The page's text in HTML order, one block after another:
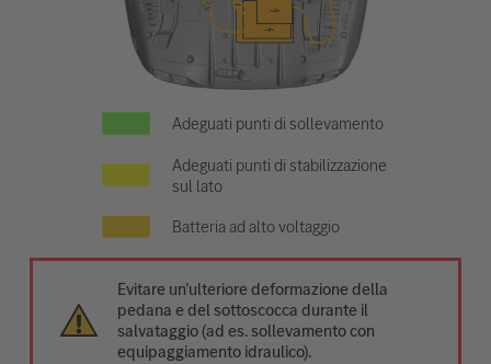
Adeguati punti di sollevamento
Adeguati punti di stabilizzazione
sul lato
Batteria ad alto voltaggio
Evitare un’ulteriore deformazione della
pedana e del sottoscocca durante il
salvataggio (ad es. sollevamento con
equipaggiamento idraulico).